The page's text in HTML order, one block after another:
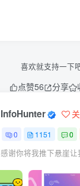
喜欢就支持一下
点赞56 分享
InfoHunter
0 1151 0
感谢你将我推下悬崖